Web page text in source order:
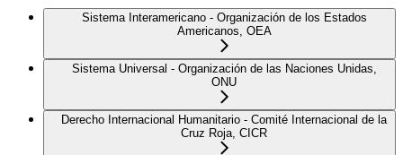
Sistema Interamericano - Organización de los Estados
Americanos, OEA
Sistema Universal - Organización de las Naciones Unidas,
ONU
Derecho Internacional Humanitario - Comité Internacional de la
Cruz Roja, CICR